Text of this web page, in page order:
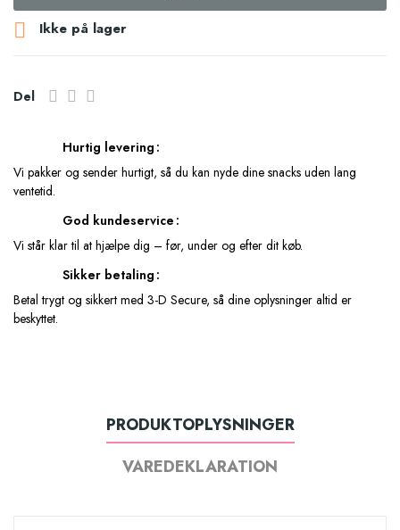
 Ikke på lager
Del
Hurtig levering
Vi pakker og sender hurtigt, så du kan nyde dine snacks uden lang
ventetid.
God kundeservice
Vi står klar til at hjælpe dig – før, under og efter dit køb.
Sikker betaling
Betal trygt og sikkert med 3-D Secure, så dine oplysninger altid er
beskyttet.
PRODUKTOPLYSNINGER
VAREDEKLARATION